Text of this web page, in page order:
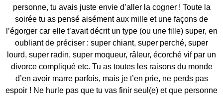
personne, tu avais juste envie d’aller la cogner ! Toute la
soirée tu as pensé aisément aux mille et une façons de
l’égorger car elle t’avait décrit un type (ou une fille) super, en
oubliant de préciser : super chiant, super perché, super
lourd, super radin, super moqueur, râleur, écorché vif par un
divorce compliqué etc. Tu as toutes les raisons du monde
d’en avoir marre parfois, mais je t’en prie, ne perds pas
espoir ! Ne hurle pas que tu vas finir seul(e) et que personne